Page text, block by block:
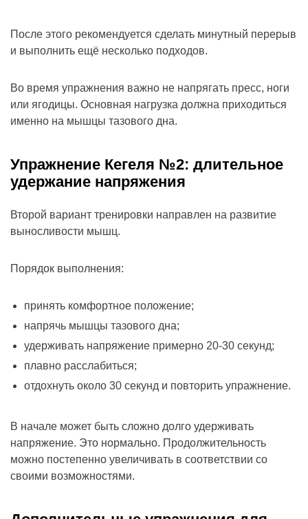
После этого рекомендуется сделать минутный перерыв
и выполнить ещё несколько подходов.
Во время упражнения важно не напрягать пресс, ноги
или ягодицы. Основная нагрузка должна приходиться
именно на мышцы тазового дна.
Упражнение Кегеля №2: длительное
удержание напряжения
Второй вариант тренировки направлен на развитие
выносливости мышц.
Порядок выполнения:
принять комфортное положение;
напрячь мышцы тазового дна;
удерживать напряжение примерно 20-30 секунд;
плавно расслабиться;
отдохнуть около 30 секунд и повторить упражнение.
В начале может быть сложно долго удерживать
напряжение. Это нормально. Продолжительность
можно постепенно увеличивать в соответствии со
своими возможностями.